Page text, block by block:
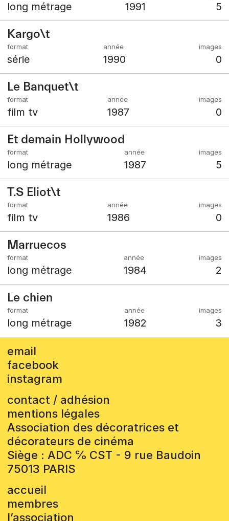
long métrage 1991 5
Kargo\t
série 1990 0
Le Banquet\t
film tv 1987 0
Et demain Hollywood
long métrage 1987 5
T.S Eliot\t
film tv 1986 0
Marruecos
long métrage 1984 2
Le chien
long métrage 1982 3
email
facebook
instagram
contact / adhésion
mentions légales
Association des décoratrices et
décorateurs de cinéma
Siège : ADC ℅ CST - 9 rue Baudoin
75013 PARIS
accueil
membres
l’association